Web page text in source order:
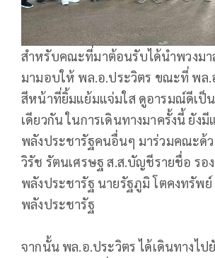
สำหรับคณะที่มาต้อนรับได้นำพวงมา
มามอบให้ พล.อ.ประวิตร ขณะที่ พล.
สีหน้าที่ยิ้มแย้มแจ่มใส ดูอารมณ์ดีเป็
เดียวกัน ในการเดินทางมาครั้งนี้ ยัง
พลังประชารัฐคนอื่นๆ มาร่วมคณะด้ว
วิรัช รัตนเศรษฐ ส.ส.บัญชีรายชื่อ รอ
พลังประชารัฐ นายรัฐภูมิ โตคงทรัพ
พลังประชารัฐ
จากนั้น พล.อ.ประวิตร ได้เดินทางไป